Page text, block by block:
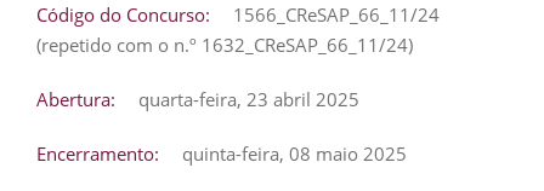
Administração
Código do Concurso:
1566_CReSAP_66_11/24
(repetido com o n.º 1632_CReSAP_66_11/24)
Abertura: quarta-feira, 23 abril 2025
Encerramento: quinta-feira, 08 maio 2025